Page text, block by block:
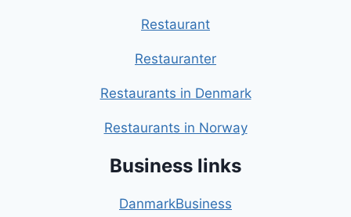
Restaurant
Restauranter
Restaurants in Denmark
Restaurants in Norway
Business links
DanmarkBusiness